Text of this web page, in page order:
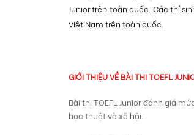
Junior trên toàn quốc. Các thí
Việt Nam trên toàn quốc.
GIỚI THIỆU VỀ BÀI THI TOEFL
Bài thi TOEFL Junior đánh giá
học thuật và xã hội.